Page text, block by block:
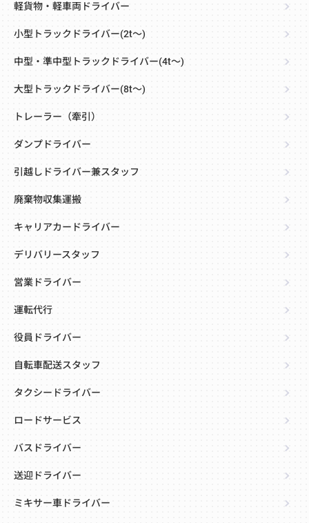
軽貨物・軽車両ドライバー
小型トラックドライバー(2t～)
中型・準中型トラックドライバー(4t～)
大型トラックドライバー(8t～)
トレーラー（牽引）
ダンプドライバー
引越しドライバー兼スタッフ
廃棄物収集運搬
キャリアカードライバー
デリバリースタッフ
営業ドライバー
運転代行
役員ドライバー
自転車配送スタッフ
タクシードライバー
ロードサービス
バスドライバー
送迎ドライバー
ミキサー車ドライバー